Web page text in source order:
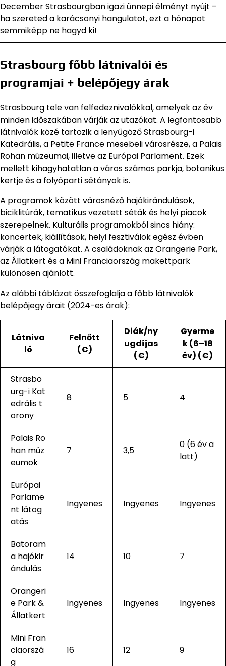
December Strasbourgban igazi ünnepi élményt nyújt –
ha szereted a karácsonyi hangulatot, ezt a hónapot
semmiképp ne hagyd ki!
Strasbourg főbb látnivalói és
programjai + belépőjegy árak
Strasbourg tele van felfedeznivalókkal, amelyek az év
minden időszakában várják az utazókat. A legfontosabb
látnivalók közé tartozik a lenyűgöző Strasbourg-i
Katedrális, a Petite France mesebeli városrésze, a Palais
Rohan múzeumai, illetve az Európai Parlament. Ezek
mellett kihagyhatatlan a város számos parkja, botanikus
kertje és a folyóparti sétányok is.
A programok között városnéző hajókirándulások,
biciklitúrák, tematikus vezetett séták és helyi piacok
szerepelnek. Kulturális programokból sincs hiány:
koncertek, kiállítások, helyi fesztiválok egész évben
várják a látogatókat. A családoknak az Orangerie Park,
az Állatkert és a Mini Franciaország makettpark
különösen ajánlott.
Az alábbi táblázat összefoglalja a főbb látnivalók
belépőjegy árait (2024-es árak):
Látniva
ló
Felnőtt
(€)
Diák/ny
ugdíjas
(€)
Gyerme
k (6–18
év) (€)
Strasbo
urg-i Kat
edrális t
orony
8 5 4
Palais Ro
han múz
eumok
7 3,5
0 (6 év a
latt)
Európai
Parlame
nt látog
atás
Ingyenes Ingyenes Ingyenes
Batoram
a hajókir
ándulás
14 10 7
Orangeri
e Park &
Állatkert
Ingyenes Ingyenes Ingyenes
Mini Fran
ciaorszá
g
16 12 9